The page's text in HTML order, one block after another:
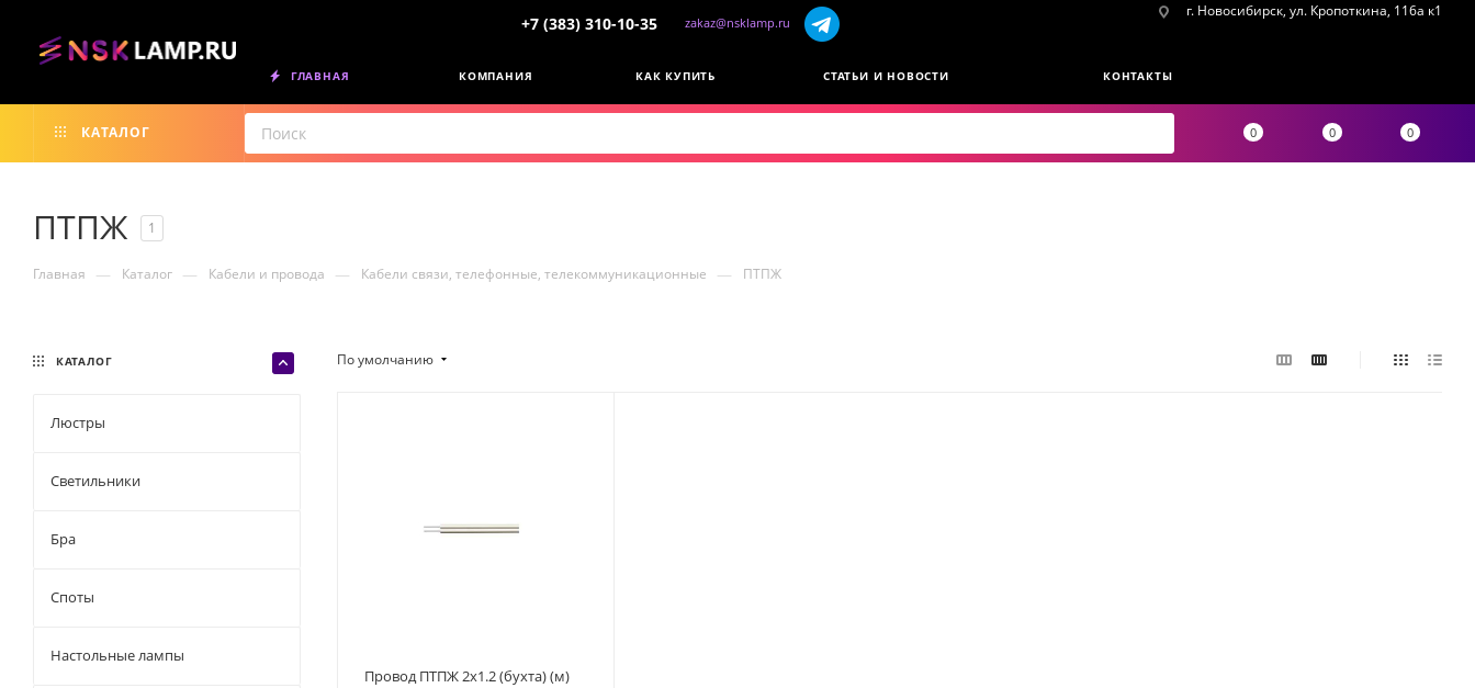
+7 (383) 310-10-35 zakaz@nsklamp.ru
г. Новосибирск, ул. Кропоткина, 116а к1
ГЛАВНАЯ КОМПАНИЯ КАК КУПИТЬ СТАТЬИ И НОВОСТИ КОНТАКТЫ
0 0 0
КАТАЛОГ
ПТПЖ 1
Главная — Каталог — Кабели и провода — Кабели связи, телефонные, телекоммуникационные — ПТПЖ
По умолчанию
Провод ПТПЖ 2х1.2 (бухта) (м)
КАТАЛОГ
Люстры
Светильники
Бра
Споты
Настольные лампы